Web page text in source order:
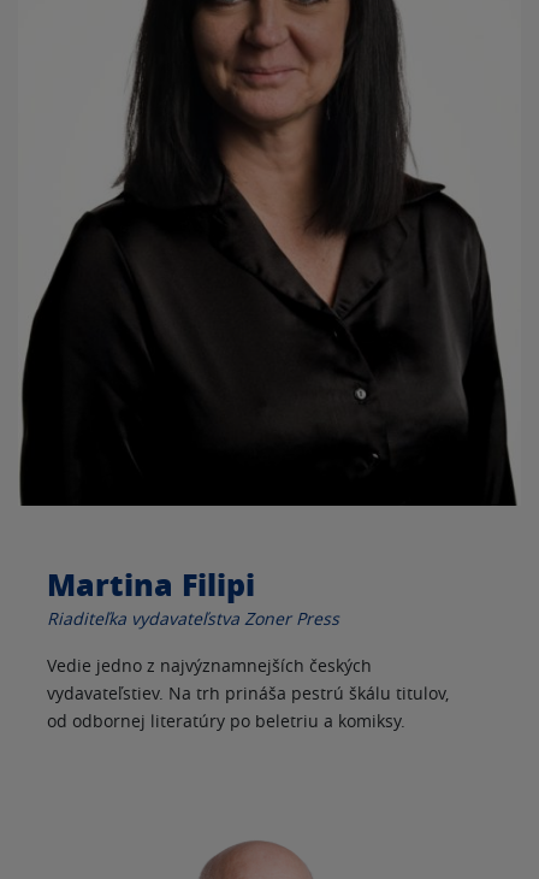
Martina Filipi
Riaditeľka vydavateľstva Zoner Press
Vedie jedno z najvýznamnejších českých
vydavateľstiev. Na trh prináša pestrú škálu titulov,
od odbornej literatúry po beletriu a komiksy.